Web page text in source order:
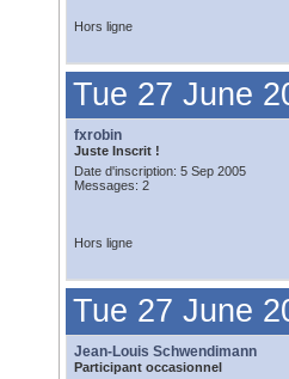
Hors ligne
Tue 27 June
fxrobin
Juste Inscrit !
Date d'inscription: 5 Sep 2005
Messages: 2
Hors ligne
Tue 27 June
Jean-Louis Schwendimann
Participant occasionnel